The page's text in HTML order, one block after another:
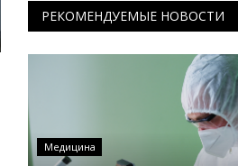
РЕКОМЕНДУЕМЫЕ НОВОСТИ
Медицина